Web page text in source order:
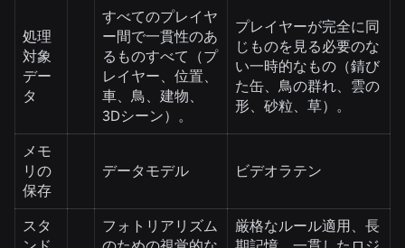
処理
対象
デー
タ
すべてのプレイヤ
ー間で一貫性のあ
るものすべて（プ
レイヤー、位置、
車、鳥、建物、
3Dシーン）。
プレイヤーが完全に同
じものを見る必要のな
い一時的なもの（錆び
た缶、鳥の群れ、雲の
形、砂粒、草）。
メモ
リの
保存
データモデル ビデオラテン
スタ
フォトリアリズム
厳格なルール適用、長